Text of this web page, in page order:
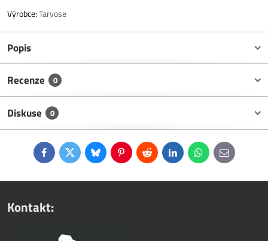
Výrobce:Tarvose
Popis
Recenze 0
Diskuse 0
FacebookTwitterBlueskyPinterestReddit LinkedInWhatsApp
E-
mail
Kontakt: